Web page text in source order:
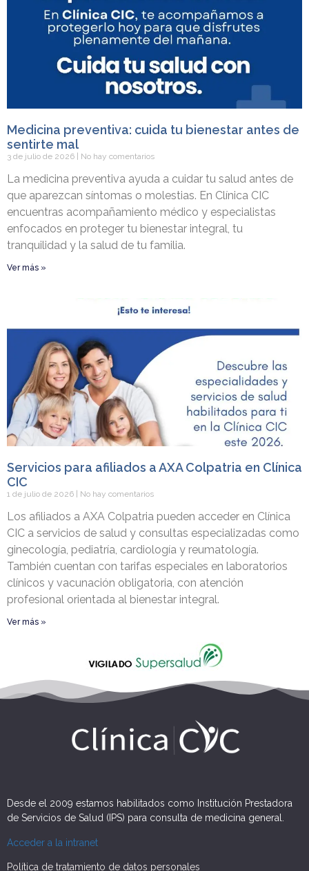
Medicina preventiva: cuida tu bienestar antes de
sentirte mal
3 de julio de 2026 No hay comentarios
La medicina preventiva ayuda a cuidar tu salud antes de
que aparezcan síntomas o molestias. En Clínica CIC
encuentras acompañamiento médico y especialistas
enfocados en proteger tu bienestar integral, tu
tranquilidad y la salud de tu familia.
Ver más »
Servicios para afiliados a AXA Colpatria en Clínica
CIC
1 de julio de 2026 No hay comentarios
Los afiliados a AXA Colpatria pueden acceder en Clínica
CIC a servicios de salud y consultas especializadas como
ginecología, pediatría, cardiología y reumatología.
También cuentan con tarifas especiales en laboratorios
clínicos y vacunación obligatoria, con atención
profesional orientada al bienestar integral.
Ver más »
Desde el 2009 estamos habilitados como Institución Prestadora
de Servicios de Salud (IPS) para consulta de medicina general.
Acceder a la intranet
Política de tratamiento de datos personales